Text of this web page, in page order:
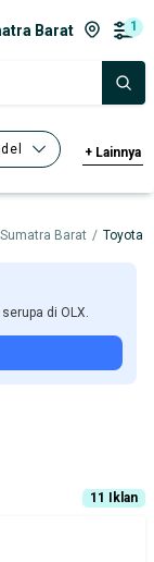
Barat 1
+ Lainnya
Barat / Toyota
di OLX.
11 Iklan